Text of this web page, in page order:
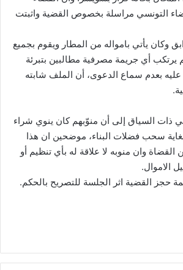
التونسي مراسلة بخصوص القضية واثبتت
وكان يأتي بامواله من المطار ويقوم بجميع
يرتكب أي جريمة مصرفية مطالبين بتبرئة
بعدم سماع الدعوى، أن الملف شابته
ذات السياق إلى أن منوّبهم كان ينوي شراء
سحب فضلات البناء، موضحين ان هذا
وان منوبه لا علاقة له بأي تنظيم أو
الاموال.
حجز القضية اثر الجلسة للتصريح بالحكم.